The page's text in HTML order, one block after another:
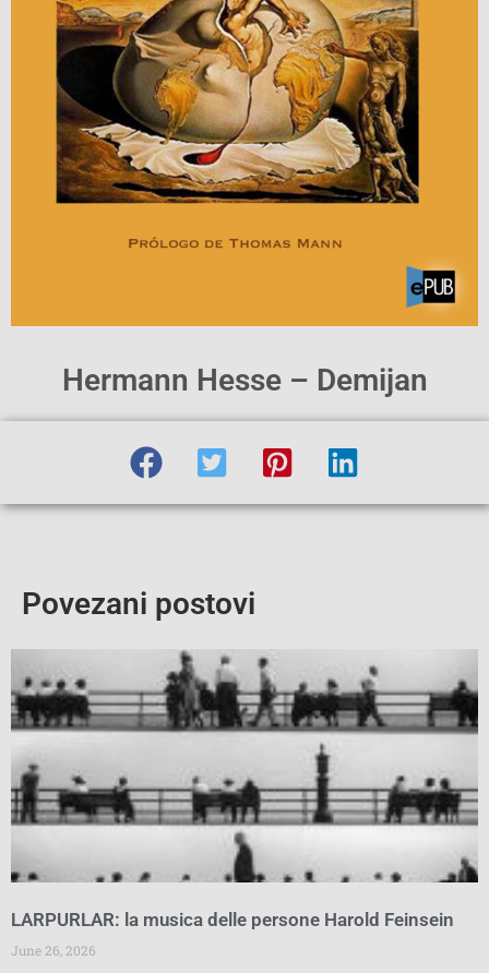
Hermann Hesse – Demijan
Povezani postovi
LARPURLAR: la musica delle persone Harold Feinsein
June 26, 2026